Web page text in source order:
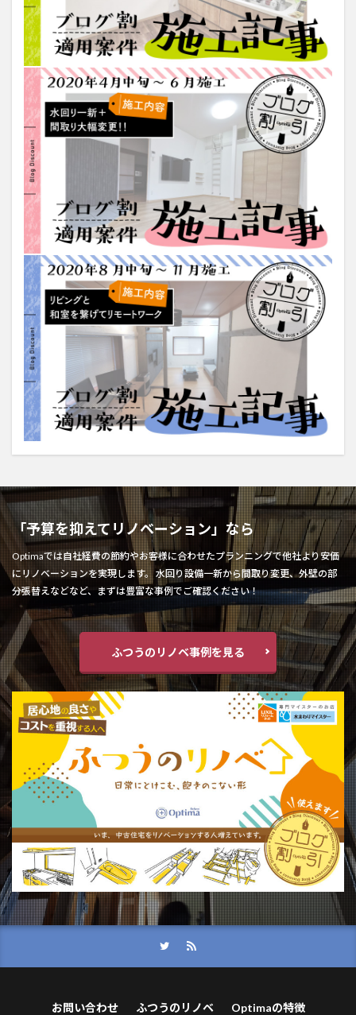
「予算を抑えてリノベーション」なら
Optimaでは自社経費の節約やお客様に合わせたプランニングで他社より安価
にリノベーションを実現します。 水回り設備一新から間取り変更、外壁の部
分張替えなどなど、まずは豊富な事例でご確認ください！
ふつうのリノベ事例を見る
お問い合わせ ふつうのリノベ Optimaの特徴